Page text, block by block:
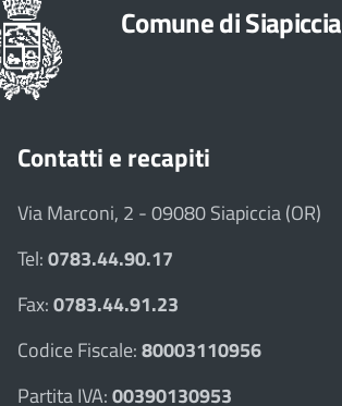
Comune di Siapiccia
Contatti e recapiti
Via Marconi, 2 - 09080 Siapiccia (OR)
Tel:0783.44.90.17
Fax:0783.44.91.23
Codice Fiscale:80003110956
Partita IVA:00390130953